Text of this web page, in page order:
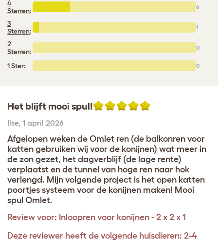
4
Sterren: 6
3
Sterren: 1
2
Sterren:
0
1 Ster: 0
Het blijft mooi spul!
Ilse, 1 april 2026
Afgelopen weken de Omlet ren (de balkonren voor
katten gebruiken wij voor de konijnen) wat meer in
de zon gezet, het dagverblijf (de lage rente)
verplaatst en de tunnel van hoge ren naar hok
verlengd. Mijn volgende project is het open katten
poortjes systeem voor de konijnen maken! Mooi
spul Omlet.
Review voor: Inloopren voor konijnen - 2 x 2 x 1
Deze reviewer heeft de volgende huisdieren: 2-4